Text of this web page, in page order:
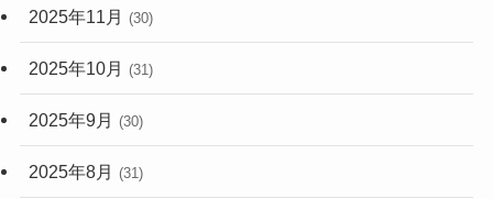
2025年11月 (30)
2025年10月 (31)
2025年9月 (30)
2025年8月 (31)